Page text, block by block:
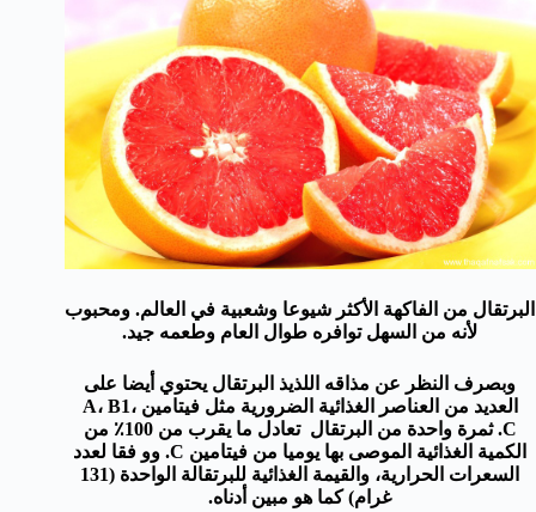
البرتقال من الفاكهة الأكثر شيوعا وشعبية في العالم. ومحبوب
لأنه من السهل توافره طوال العام وطعمه جيد.
وبصرف النظر عن مذاقه للذيذ البرتقال يحتوي أيضا على
العديد من العناصر الغذائية الضرورية مثل فيتامين A، B1،
C. ثمرة واحدة من البرتقال تعادل ما يقرب من 100
٪ من
الكمية الغذائية الموصى بها يوميا من فيتامين C. وو فقا لعدد
السعرات الحرارية، والقيمة الغذائية للبرتقالة الواحدة (
131
غرام) كما هو مبين أدناه.